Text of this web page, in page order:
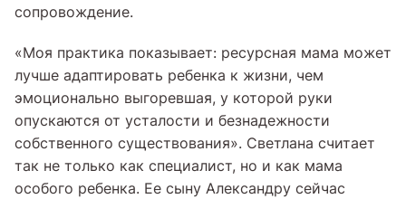
сопровождение.
«Моя практика показывает: ресурсная мама может
лучше адаптировать ребенка к жизни, чем
эмоционально выгоревшая, у которой руки
опускаются от усталости и безнадежности
собственного существования». Светлана считает
так не только как специалист, но и как мама
особого ребенка. Ее сыну Александру сейчас